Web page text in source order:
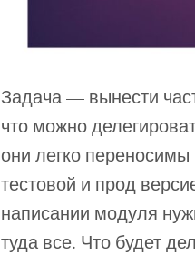
Задача — вынести
что можно
они легко
тестовой и прод
написании модуля
туда все. Что будет